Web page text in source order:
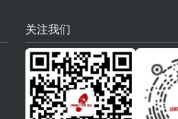
关注我们